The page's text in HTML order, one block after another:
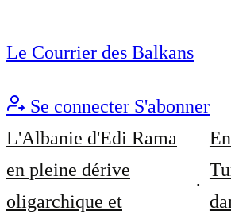
Le Courrier des Balkans
Se connecter S'abonner
L'Albanie d'Edi Rama
en pleine dérive
oligarchique et